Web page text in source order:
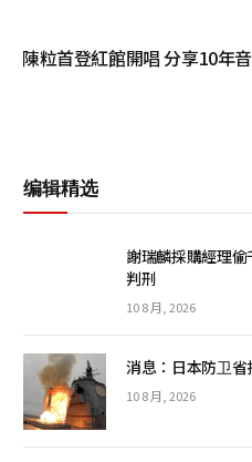
陳粒首登紅館開唱 分享10年
编辑精选
謝瑞麟採購經理
判刑
10 8 月, 2026
消息：日本防卫
10 8 月, 2026